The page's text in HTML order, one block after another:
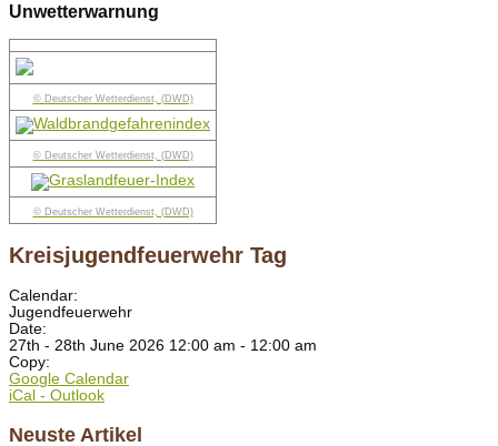
Unwetterwarnung
© Deutscher Wetterdienst, (DWD)
© Deutscher Wetterdienst, (DWD)
© Deutscher Wetterdienst, (DWD)
Kreisjugendfeuerwehr Tag
Calendar:
Jugendfeuerwehr
Date:
27th - 28th June 2026 12:00 am - 12:00 am
Copy:
Google Calendar
iCal - Outlook
Neuste Artikel